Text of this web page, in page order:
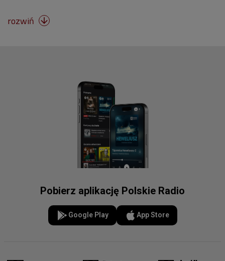
rozwiń 
Pobierz aplikację Polskie Radio
Google Play App Store